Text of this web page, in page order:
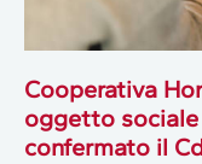
Cooperativa
oggetto sociale
confermato il